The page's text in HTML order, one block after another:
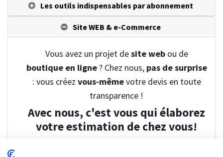
Les outils indispensables par abonnement
Site WEB & e-Commerce
Vous avez un projet desite webou de
boutique en ligne? Chez nous, pas de surprise
: vous créez vous-mêmevotre devis en toute
transparence !
Avec nous, c'est vous qui élaborez
votre estimation de chez vous!